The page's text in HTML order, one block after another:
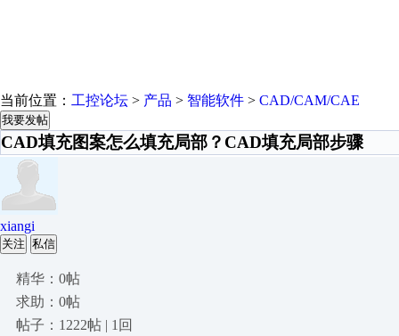
当前位置： 工控论坛 > 产品 > 智能软件 > CAD/CAM/CAE
我要发帖
CAD填充图案怎么填充局部？CAD填充局部步骤
xiangi
关注 私信
精华：0帖
求助：0帖
帖子：1222帖 | 1回